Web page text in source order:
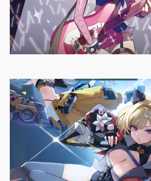
피크?삐끗!
락nRock